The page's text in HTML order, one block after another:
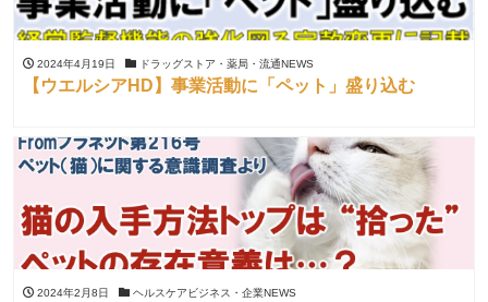
2024年4月19日 ドラッグストア・薬局・流通NEWS
【ウエルシアHD】事業活動に「ペット」盛り込む
2024年2月8日 ヘルスケアビジネス・企業NEWS